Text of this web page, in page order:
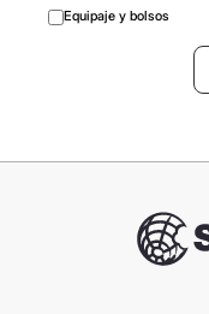
Equipaje y bolsos